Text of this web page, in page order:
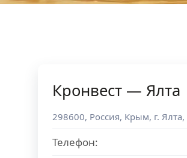
Кронвест — Ялта
298600, Россия, Крым, г. Ялта,
Телефон: